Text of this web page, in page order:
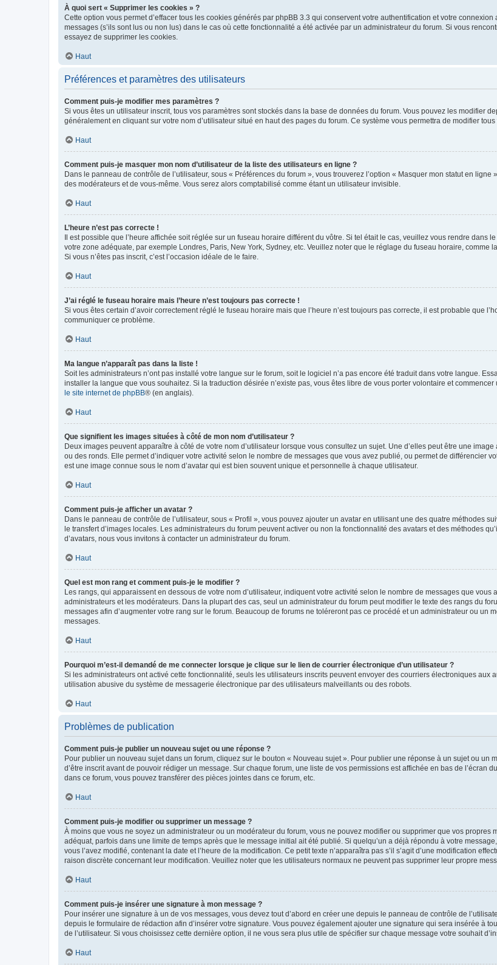
À quoi sert « Supprimer les cookies » ?
Cette option vous permet d’effacer tous les cookies générés par phpBB 3.3 qui conservent votre authentification et votre
messages (s’ils sont lus ou non lus) dans le cas où cette fonctionnalité a été activée par un administrateur du forum. Si vous
essayez de supprimer les cookies.
Haut
Préférences et paramètres des utilisateurs
Comment puis-je modifier mes paramètres ?
Si vous êtes un utilisateur inscrit, tous vos paramètres sont stockés dans la base de données du forum. Vous pouvez les modifier
généralement en cliquant sur votre nom d’utilisateur situé en haut des pages du forum. Ce système vous permettra de modifier
Haut
Comment puis-je masquer mon nom d’utilisateur de la liste des utilisateurs en ligne ?
Dans le panneau de contrôle de l’utilisateur, sous « Préférences du forum », vous trouverez l’option « Masquer mon statut en
des modérateurs et de vous-même. Vous serez alors comptabilisé comme étant un utilisateur invisible.
Haut
L’heure n’est pas correcte !
Il est possible que l’heure affichée soit réglée sur un fuseau horaire différent du vôtre. Si tel était le cas, veuillez vous rendre dans
votre zone adéquate, par exemple Londres, Paris, New York, Sydney, etc. Veuillez noter que le réglage du fuseau horaire, comme
Si vous n’êtes pas inscrit, c’est l’occasion idéale de le faire.
Haut
J’ai réglé le fuseau horaire mais l’heure n’est toujours pas correcte !
Si vous êtes certain d’avoir correctement réglé le fuseau horaire mais que l’heure n’est toujours pas correcte, il est probable que
communiquer ce problème.
Haut
Ma langue n’apparaît pas dans la liste !
Soit les administrateurs n’ont pas installé votre langue sur le forum, soit le logiciel n’a pas encore été traduit dans votre langue.
installer la langue que vous souhaitez. Si la traduction désirée n’existe pas, vous êtes libre de vous porter volontaire et
le site internet de phpBB® (en anglais).
Haut
Que signifient les images situées à côté de mon nom d’utilisateur ?
Deux images peuvent apparaître à côté de votre nom d’utilisateur lorsque vous consultez un sujet. Une d’elles peut être une
ou des ronds. Elle permet d’indiquer votre activité selon le nombre de messages que vous avez publié, ou permet de différencier
est une image connue sous le nom d’avatar qui est bien souvent unique et personnelle à chaque utilisateur.
Haut
Comment puis-je afficher un avatar ?
Dans le panneau de contrôle de l’utilisateur, sous « Profil », vous pouvez ajouter un avatar en utilisant une des quatre méthodes
le transfert d’images locales. Les administrateurs du forum peuvent activer ou non la fonctionnalité des avatars et des méthodes
d’avatars, nous vous invitons à contacter un administrateur du forum.
Haut
Quel est mon rang et comment puis-je le modifier ?
Les rangs, qui apparaissent en dessous de votre nom d’utilisateur, indiquent votre activité selon le nombre de messages que
administrateurs et les modérateurs. Dans la plupart des cas, seul un administrateur du forum peut modifier le texte des rangs du
messages afin d’augmenter votre rang sur le forum. Beaucoup de forums ne toléreront pas ce procédé et un administrateur ou un
messages.
Haut
Pourquoi m’est-il demandé de me connecter lorsque je clique sur le lien de courrier électronique d’un utilisateur ?
Si les administrateurs ont activé cette fonctionnalité, seuls les utilisateurs inscrits peuvent envoyer des courriers électroniques aux
utilisation abusive du système de messagerie électronique par des utilisateurs malveillants ou des robots.
Haut
Problèmes de publication
Comment puis-je publier un nouveau sujet ou une réponse ?
Pour publier un nouveau sujet dans un forum, cliquez sur le bouton « Nouveau sujet ». Pour publier une réponse à un sujet ou un
d’être inscrit avant de pouvoir rédiger un message. Sur chaque forum, une liste de vos permissions est affichée en bas de l’écran
dans ce forum, vous pouvez transférer des pièces jointes dans ce forum, etc.
Haut
Comment puis-je modifier ou supprimer un message ?
À moins que vous ne soyez un administrateur ou un modérateur du forum, vous ne pouvez modifier ou supprimer que vos
adéquat, parfois dans une limite de temps après que le message initial ait été publié. Si quelqu’un a déjà répondu à votre
vous l’avez modifié, contenant la date et l’heure de la modification. Ce petit texte n’apparaîtra pas s’il s’agit d’une modification
raison discrète concernant leur modification. Veuillez noter que les utilisateurs normaux ne peuvent pas supprimer leur propre
Haut
Comment puis-je insérer une signature à mon message ?
Pour insérer une signature à un de vos messages, vous devez tout d’abord en créer une depuis le panneau de contrôle de
depuis le formulaire de rédaction afin d’insérer votre signature. Vous pouvez également ajouter une signature qui sera insérée à
de l’utilisateur. Si vous choisissez cette dernière option, il ne vous sera plus utile de spécifier sur chaque message votre souhait
Haut